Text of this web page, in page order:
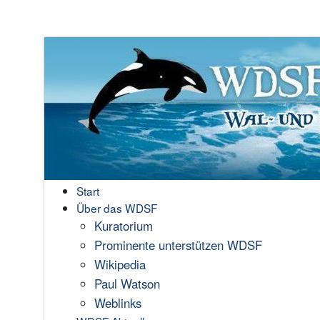
Start
Über das WDSF
Kuratorium
Prominente unterstützen WDSF
Wikipedia
Paul Watson
Weblinks